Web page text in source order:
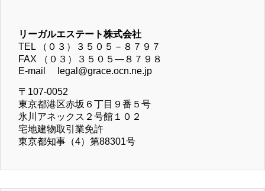
リーガルエステート株式会社
TEL （０３）３５０５－８７９７
FAX （０３）３５０５―８７９８
E-mail legal@grace.ocn.ne.jp
〒107-0052
東京都港区赤坂６丁目９番５号
氷川アネックス２号館１０２
宅地建物取引業免許
東京都知事（4）第88301号